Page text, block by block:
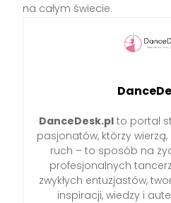
na całym świecie.
DanceDesk.pl to portal
pasjonatów, którzy
ruch – to sposób na
profesjonalnych
zwykłych entuzjastów,
inspiracji, wiedzy i